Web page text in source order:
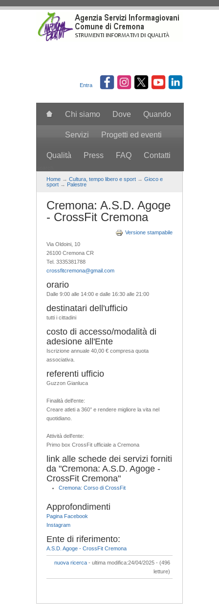
Entra
Chi siamo Dove Quando
Servizi Progetti ed eventi
Qualità Press FAQ Contatti
Home → Cultura, tempo libero e sport → Gioco e
sport → Palestre
Cremona: A.S.D. Agoge
- CrossFit Cremona
Versione stampabile
Via Oldoini, 10
26100 Cremona CR
Tel. 3335381788
crossfitcremona@gmail.com
orario
Dalle 9:00 alle 14:00 e dalle 16:30 alle 21:00
destinatari dell'ufficio
tutti i cittadini
costo di accesso/modalità di
adesione all'Ente
Iscrizione annuale 40,00 € compresa quota
associativa.
referenti ufficio
Guzzon Gianluca
Finalità dell'ente:
Creare atleti a 360° e rendere migliore la vita nel
quotidiano.
Attività dell'ente:
Primo box CrossFit ufficiale a Cremona
link alle schede dei servizi forniti
da "Cremona: A.S.D. Agoge -
CrossFit Cremona"
Cremona: Corso di CrossFit
Approfondimenti
Pagina Facebook
Instagram
Ente di riferimento:
A.S.D. Agoge - CrossFit Cremona
nuova ricerca - ultima modifica:24/04/2025 - (496
letture)